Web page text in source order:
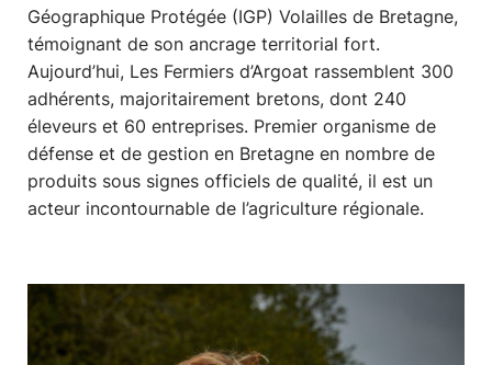
Géographique Protégée (IGP) Volailles de Bretagne,
témoignant de son ancrage territorial fort.
Aujourd’hui, Les Fermiers d’Argoat rassemblent 300
adhérents, majoritairement bretons, dont 240
éleveurs et 60 entreprises. Premier organisme de
défense et de gestion en Bretagne en nombre de
produits sous signes officiels de qualité, il est un
acteur incontournable de l’agriculture régionale.